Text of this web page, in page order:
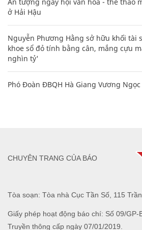
ở Hải Hậu
Nguyễn Phương Hằng sở hữu khối tài
khoe sổ đỏ tính bằng cân, mắng cựu
nghìn tỷ'
Phó Đoàn ĐBQH Hà Giang Vương
Tòa soạn: Tòa nhà Cục Tần Số, 115
Giấy phép hoạt động báo chí: Số 09/GP-
Truyền thông cấp ngày 07/01/2019.
CHUYÊN TRANG CỦA BÁO